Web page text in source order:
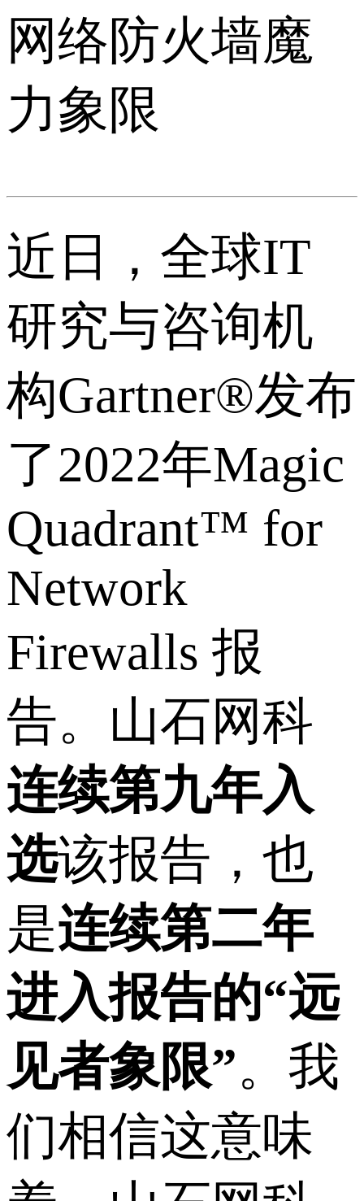
网络防火墙魔
力象限
近日，全球IT
研究与咨询机
构Gartner®发布
了2022年Magic
Quadrant™ for
Network
Firewalls 报
告。山石网科
连续第九年入
选该报告，也
是连续第二年
进入报告的“远
见者象限”。我
们相信这意味